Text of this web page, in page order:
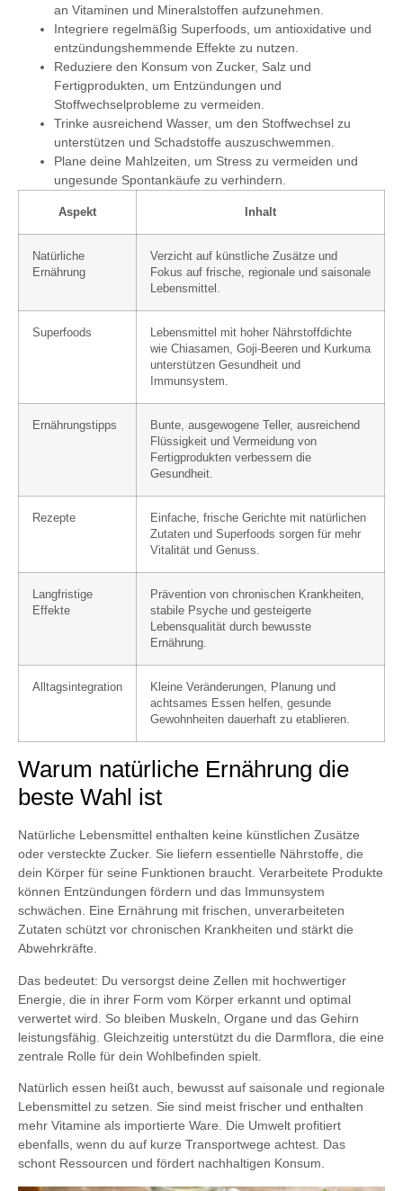
an Vitaminen und Mineralstoffen aufzunehmen.
Integriere regelmäßig Superfoods, um antioxidative und
entzündungshemmende Effekte zu nutzen.
Reduziere den Konsum von Zucker, Salz und
Fertigprodukten, um Entzündungen und
Stoffwechselprobleme zu vermeiden.
Trinke ausreichend Wasser, um den Stoffwechsel zu
unterstützen und Schadstoffe auszuschwemmen.
Plane deine Mahlzeiten, um Stress zu vermeiden und
ungesunde Spontankäufe zu verhindern.
Aspekt Inhalt
Natürliche
Ernährung
Verzicht auf künstliche Zusätze und
Fokus auf frische, regionale und saisonale
Lebensmittel.
Superfoods
Lebensmittel mit hoher Nährstoffdichte
wie Chiasamen, Goji-Beeren und Kurkuma
unterstützen Gesundheit und
Immunsystem.
Ernährungstipps
Bunte, ausgewogene Teller, ausreichend
Flüssigkeit und Vermeidung von
Fertigprodukten verbessern die
Gesundheit.
Rezepte
Einfache, frische Gerichte mit natürlichen
Zutaten und Superfoods sorgen für mehr
Vitalität und Genuss.
Langfristige
Effekte
Prävention von chronischen Krankheiten,
stabile Psyche und gesteigerte
Lebensqualität durch bewusste
Ernährung.
Alltagsintegration
Kleine Veränderungen, Planung und
achtsames Essen helfen, gesunde
Gewohnheiten dauerhaft zu etablieren.
Warum natürliche Ernährung die
beste Wahl ist
Natürliche Lebensmittel enthalten keine künstlichen Zusätze
oder versteckte Zucker. Sie liefern essentielle Nährstoffe, die
dein Körper für seine Funktionen braucht. Verarbeitete Produkte
können Entzündungen fördern und das Immunsystem
schwächen. Eine Ernährung mit frischen, unverarbeiteten
Zutaten schützt vor chronischen Krankheiten und stärkt die
Abwehrkräfte.
Das bedeutet: Du versorgst deine Zellen mit hochwertiger
Energie, die in ihrer Form vom Körper erkannt und optimal
verwertet wird. So bleiben Muskeln, Organe und das Gehirn
leistungsfähig. Gleichzeitig unterstützt du die Darmflora, die eine
zentrale Rolle für dein Wohlbefinden spielt.
Natürlich essen heißt auch, bewusst auf saisonale und regionale
Lebensmittel zu setzen. Sie sind meist frischer und enthalten
mehr Vitamine als importierte Ware. Die Umwelt profitiert
ebenfalls, wenn du auf kurze Transportwege achtest. Das
schont Ressourcen und fördert nachhaltigen Konsum.